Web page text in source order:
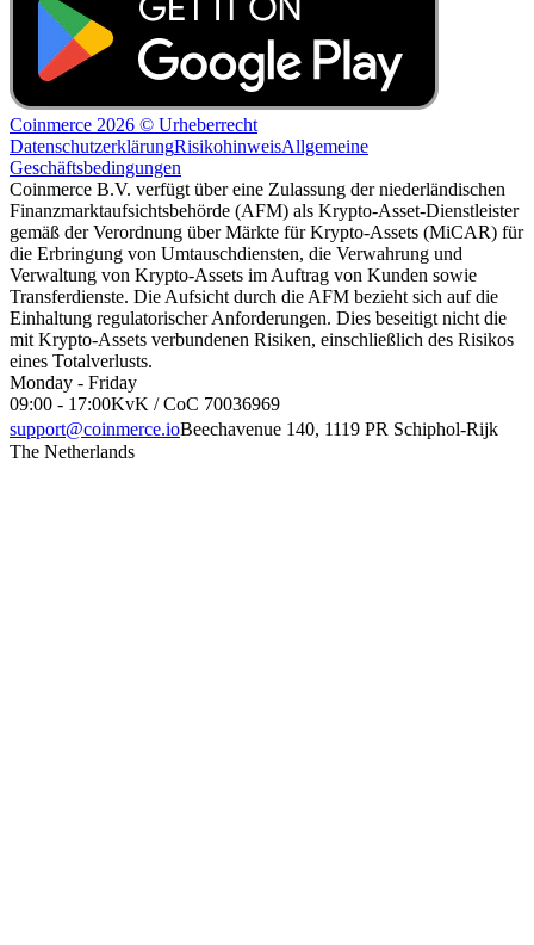
Coinmerce 2026 © Urheberrecht
DatenschutzerklärungRisikohinweisAllgemeine
Geschäftsbedingungen
Coinmerce B.V. verfügt über eine Zulassung der niederländischen
Finanzmarktaufsichtsbehörde (AFM) als Krypto-Asset-Dienstleister
gemäß der Verordnung über Märkte für Krypto-Assets (MiCAR) für
die Erbringung von Umtauschdiensten, die Verwahrung und
Verwaltung von Krypto-Assets im Auftrag von Kunden sowie
Transferdienste. Die Aufsicht durch die AFM bezieht sich auf die
Einhaltung regulatorischer Anforderungen. Dies beseitigt nicht die
mit Krypto-Assets verbundenen Risiken, einschließlich des Risikos
eines Totalverlusts.
Monday - Friday
09:00 - 17:00KvK / CoC 70036969
support@coinmerce.ioBeechavenue 140, 1119 PR Schiphol-Rijk
The Netherlands